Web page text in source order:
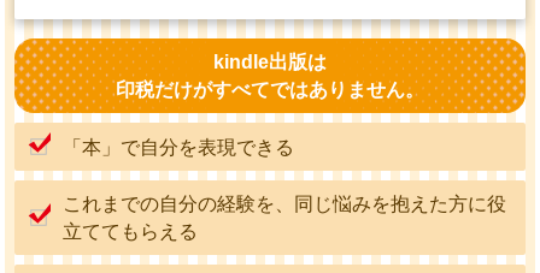
kindle出版は
印税だけがすべてではありません。
「本」で自分を表現できる
これまでの自分の経験を、同じ悩みを抱えた方に役
立ててもらえる